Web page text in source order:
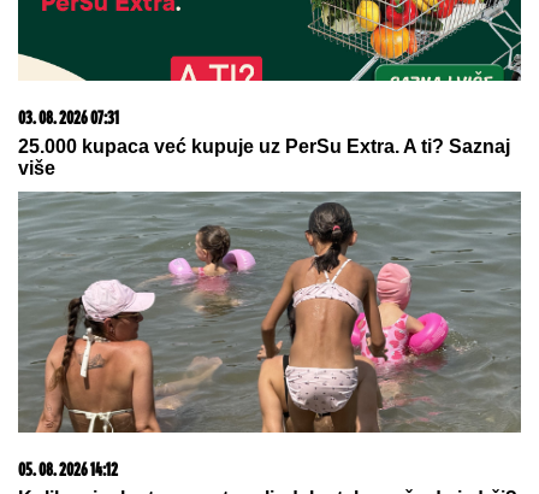
OŽENIO SE DEJAN STANKOVIĆ KRALJ!Doktorka
otkrila kako se oseća nakon venčanja: "Zaljubljena
sam", tu su njegovi roditelji i sestra (VIDEO)
JOŠ JEDNA DETONACIJA U
BEOGRADU!Rakovica se zatresla
usred noći: Na licu mesta krater,
policija traga za počiniocem
Sutra je SVETA PETKA TRNOVA,
Izgovorite ovu molitvu za SREĆU I